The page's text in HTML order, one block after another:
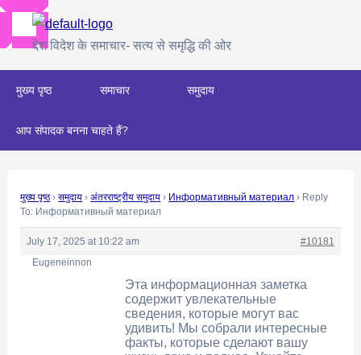
Skip
content
देश विदेश के समाचार- सत्य से समृद्धि की ओर
मुख्य पृष्ठ समाचार समुदाय
आप संपादक बनना चाहते हैं?
मुख्य पृष्ठ › समुदाय › अंतरराष्ट्रीय समुदाय › Информативный материал › Reply
To: Информативный материал
July 17, 2025 at 10:22 am
#10181
Eugeneinnon
Эта информационная заметка
содержит увлекательные
сведения, которые могут вас
удивить! Мы собрали интересные
факты, которые сделают вашу
Post
navigation